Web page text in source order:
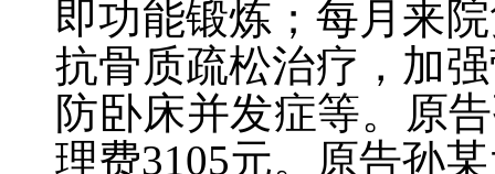
即功能锻炼；每月来
抗骨质疏松治疗，加
防卧床并发症等。原
理费3105元。原告孙